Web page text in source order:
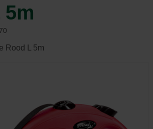
5m
Rood L 5m